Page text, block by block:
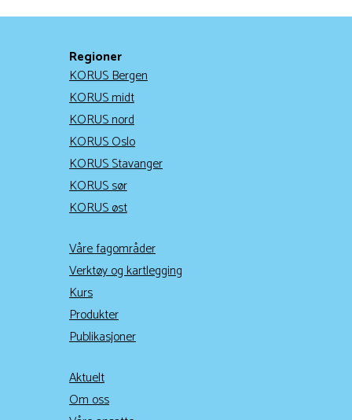
Regioner
KORUS Bergen
KORUS midt
KORUS nord
KORUS Oslo
KORUS Stavanger
KORUS sør
KORUS øst
Våre fagområder
Verktøy og kartlegging
Kurs
Produkter
Publikasjoner
Aktuelt
Om oss